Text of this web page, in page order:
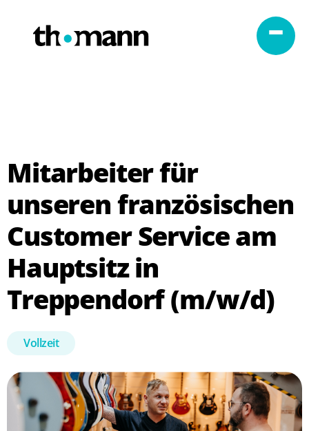
Mitarbeiter für
unseren französischen
Customer Service am
Hauptsitz in
Treppendorf (m/w/d)
Vollzeit